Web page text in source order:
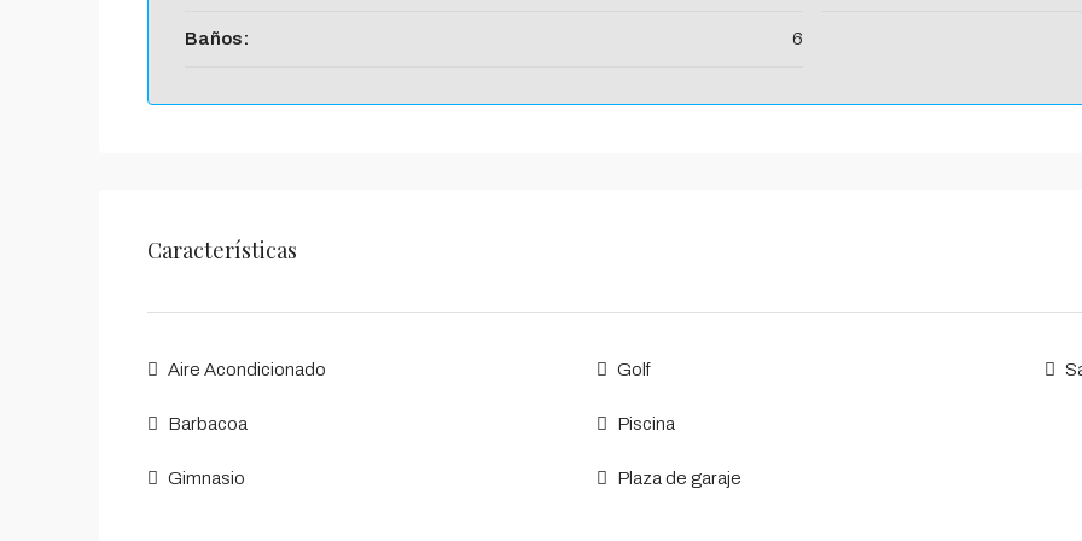
Baños: 6
Características
Aire Acondicionado
Barbacoa
Gimnasio
Golf
Piscina
Plaza de garaje